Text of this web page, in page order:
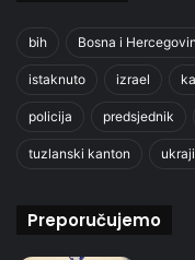
bih Bosna i
istaknuto izrael
policija predsjednik
tuzlanski kanton
Preporučujemo